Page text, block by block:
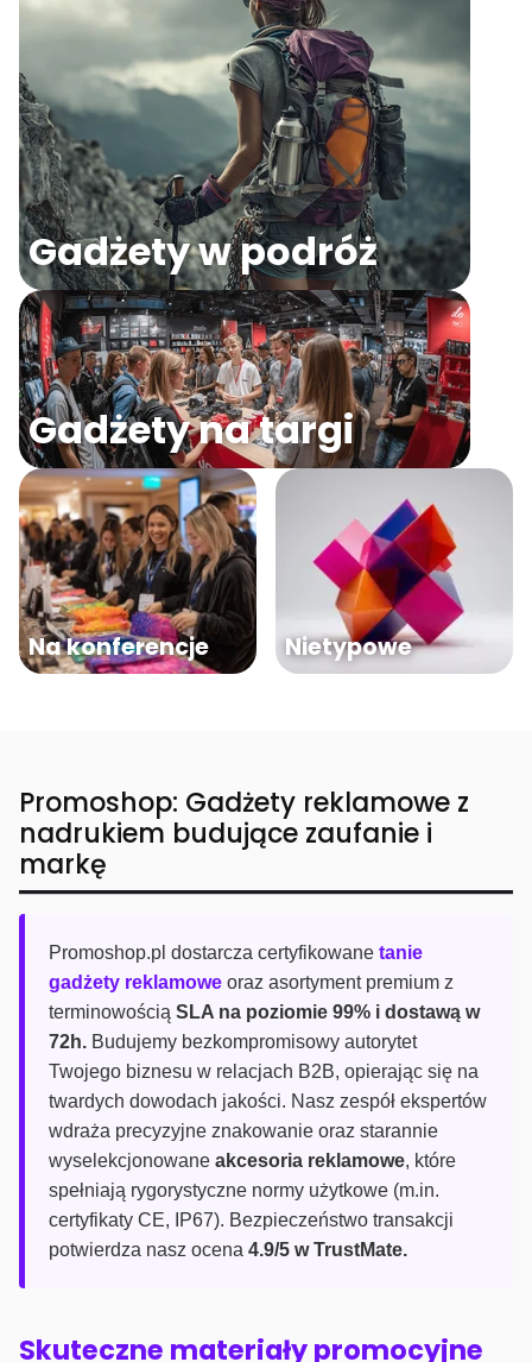
Gadżety w podróż
Gadżety na targi
Na konferencje Nietypowe
Promoshop: Gadżety reklamowe z
nadrukiem budujące zaufanie i
markę
Promoshop.pl dostarcza certyfikowane tanie
gadżety reklamowe oraz asortyment premium z
terminowością SLA na poziomie 99% i dostawą w
72h. Budujemy bezkompromisowy autorytet
Twojego biznesu w relacjach B2B, opierając się na
twardych dowodach jakości. Nasz zespół ekspertów
wdraża precyzyjne znakowanie oraz starannie
wyselekcjonowane akcesoria reklamowe, które
spełniają rygorystyczne normy użytkowe (m.in.
certyfikaty CE, IP67). Bezpieczeństwo transakcji
potwierdza nasz ocena 4.9/5 w TrustMate.
Skuteczne materiały promocyjne